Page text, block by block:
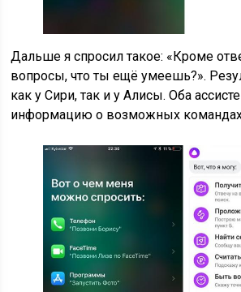
Дальше я спросил такое: «Кроме
вопросы, что ты ещё умеешь?».
как у Сири, так и у Алисы. Оба
информацию о возможных командах